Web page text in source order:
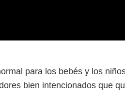
para los bebés y los
bien intencionados que